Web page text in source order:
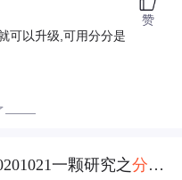
可以升级,可用分分是
赞
——
一颗研究之分数